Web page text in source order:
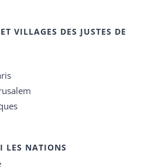
VILLAGES DES JUSTES DE
LES NATIONS